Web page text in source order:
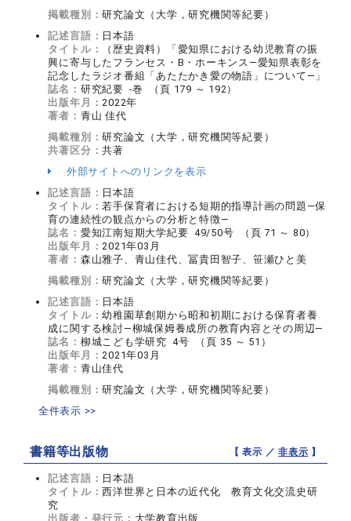
掲載種別：研究論文（大学，研究機関等紀要）
記述言語： 日本語
タイトル：
（歴史資料）「愛知県における幼児教育の振
興に寄与したフランセス・B・ホーキンス―愛知県表彰を
記念したラジオ番組「あたたかき愛の物語」について―」
誌名： 研究紀要 -巻 （頁 179 ～ 192）
出版年月： 2022年
著者： 青山 佳代
掲載種別：研究論文（大学，研究機関等紀要）
共著区分：共著
外部サイトへのリンクを表示
記述言語： 日本語
タイトル：若手保育者における短期的指導計画の問題―保
育の連続性の観点からの分析と特徴―
誌名： 愛知江南短期大学紀要 49/50号 （頁 71 ～ 80）
出版年月： 2021年03月
著者： 森山雅子、青山佳代、冨貴田智子、笹瀬ひと美
掲載種別：研究論文（大学，研究機関等紀要）
記述言語： 日本語
タイトル：幼稚園草創期から昭和初期における保育者養
成に関する検討―柳城保姆養成所の教育内容とその周辺―
誌名： 柳城こども学研究 4号 （頁 35 ～ 51）
出版年月： 2021年03月
著者： 青山佳代
掲載種別：研究論文（大学，研究機関等紀要）
全件表示 >>
書籍等出版物 【 表示 ／非表示 】
記述言語： 日本語
タイトル：西洋世界と日本の近代化 教育文化交流史研
究
出版者・発行元： 大学教育出版